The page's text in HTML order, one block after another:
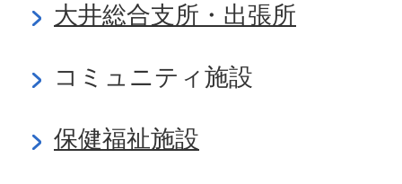
大井総合支所・出張所
コミュニティ施設
保健福祉施設